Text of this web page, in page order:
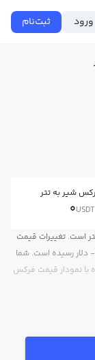
ورود ثبت‌نام
شیر به تتر
0USDT
فرکس شیر هم اکنون معادل 0 تومان یا 0 تتر است. تغییرات قیمت
کپ آن به - دلار رسیده است. شما
با نمودار قیمت فرکس